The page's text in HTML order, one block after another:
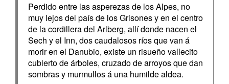
Perdido entre las asperezas de los Alpes, no
muy lejos del país de los Grisones y en el centro
de la cordillera del Arlberg, allí donde nacen el
Sech y el Inn, dos caudalosos ríos que van á
morir en el Danubio, existe un risueño vallecito
cubierto de árboles, cruzado de arroyos que dan
sombras y murmullos á una humilde aldea.